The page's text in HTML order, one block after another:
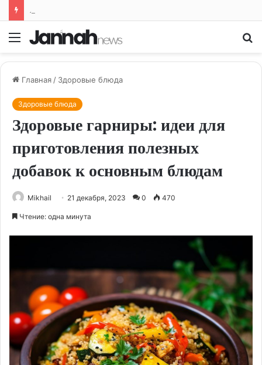
Меню
Главная / Здоровые блюда
Здоровые блюда
Здоровые гарниры: идеи для
приготовления полезных
добавок к основным блюдам
Mikhail 21 декабря, 2023 0 470
Чтение: одна минута